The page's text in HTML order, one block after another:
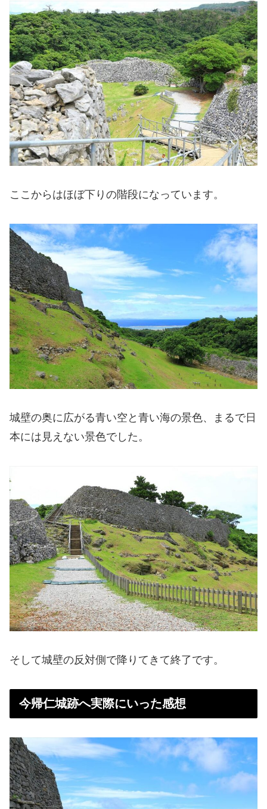
ここからはほぼ下りの階段になっています。
城壁の奥に広がる青い空と青い海の景色、まるで日
本には見えない景色でした。
そして城壁の反対側で降りてきて終了です。
今帰仁城跡へ実際にいった感想